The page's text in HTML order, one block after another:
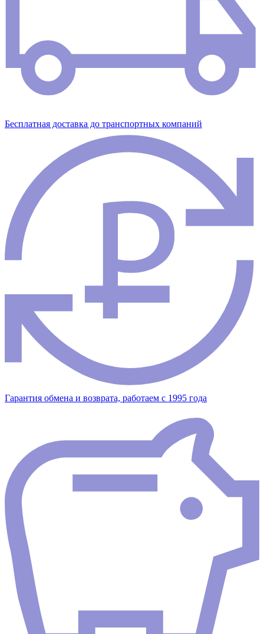
Бесплатная доставка до транспортных компаний
Гарантия обмена и возврата, работаем с 1995 года